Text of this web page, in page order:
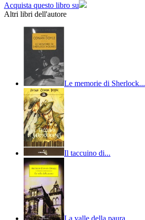
Acquista questo libro su
Altri libri dell'autore
Le memorie di Sherlock...
Il taccuino di...